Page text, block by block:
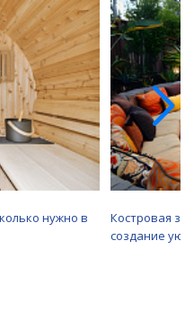
нужно в
Костровая
создание